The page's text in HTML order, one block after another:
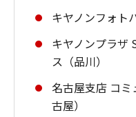
キヤノンフォト
キヤノンプラザ
ス（品川）
名古屋支店 コ
古屋）